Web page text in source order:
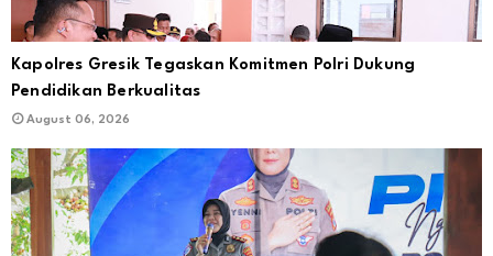
Kapolres Gresik Tegaskan Komitmen Polri Dukung
Pendidikan Berkualitas
August 06, 2026